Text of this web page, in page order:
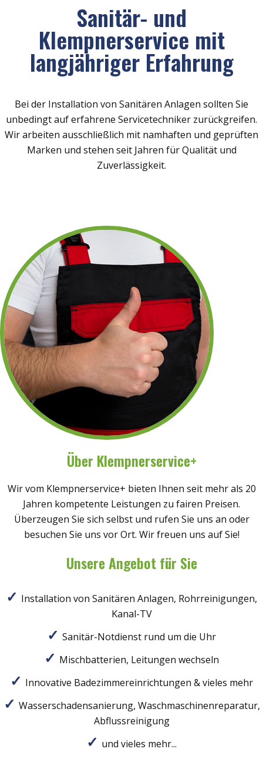
Sanitär- und
Klempnerservice mit
langjähriger Erfahrung
Bei der Installation von Sanitären Anlagen sollten Sie
unbedingt auf erfahrene Servicetechniker zurückgreifen.
Wir arbeiten ausschließlich mit namhaften und geprüften
Marken und stehen seit Jahren für Qualität und
Zuverlässigkeit.
Über Klempnerservice+
Wir vom Klempnerservice+ bieten Ihnen seit mehr als 20
Jahren kompetente Leistungen zu fairen Preisen.
Überzeugen Sie sich selbst und rufen Sie uns an oder
besuchen Sie uns vor Ort. Wir freuen uns auf Sie!
Unsere Angebot für Sie
Installation von Sanitären Anlagen, Rohrreinigungen,
Kanal-TV
Sanitär-Notdienst rund um die Uhr
Mischbatterien, Leitungen wechseln
Innovative Badezimmereinrichtungen & vieles mehr
Wasserschadensanierung, Waschmaschinenreparatur,
Abflussreinigung
und vieles mehr...